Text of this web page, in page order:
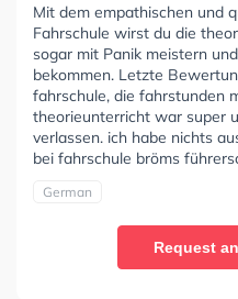
Mit dem empathischen und
Fahrschule wirst du die
sogar mit Panik meistern
bekommen. Letzte
fahrschule, die fahrstunden
theorieunterricht war super
verlassen. ich habe nichts
bei fahrschule bröms
German
Request